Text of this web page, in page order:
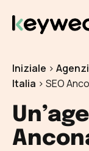
Iniziale >
Italia > SEO